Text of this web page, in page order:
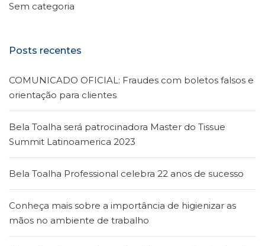
Sem categoria
Posts recentes
COMUNICADO OFICIAL: Fraudes com boletos falsos e
orientação para clientes
Bela Toalha será patrocinadora Master do Tissue
Summit Latinoamerica 2023
Bela Toalha Professional celebra 22 anos de sucesso
Conheça mais sobre a importância de higienizar as
mãos no ambiente de trabalho